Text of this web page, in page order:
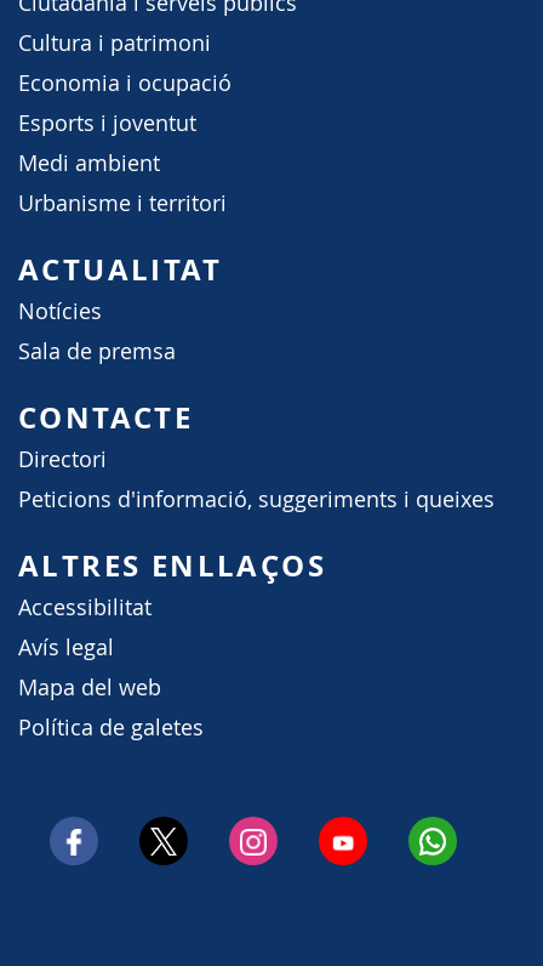
Cultura i patrimoni
Economia i ocupació
Esports i joventut
Medi ambient
Urbanisme i territori
ACTUALITAT
Notícies
Sala de premsa
CONTACTE
Directori
Peticions d'informació, suggeriments i queixes
ALTRES ENLLAÇOS
Accessibilitat
Avís legal
Mapa del web
Política de galetes